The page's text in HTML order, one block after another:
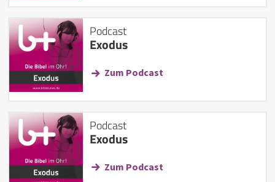
Podcast
Exodus
Zum Podcast
Podcast
Exodus
Zum Podcast